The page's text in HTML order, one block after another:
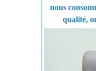
nous
qualité,